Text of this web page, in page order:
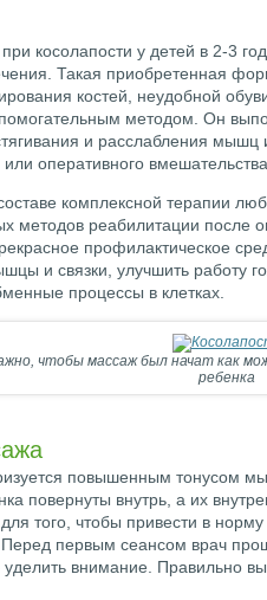
косолапости у детей в 2-3
Такая приобретенная
костей, неудобной
методом. Он
и расслабления мышц
оперативного вмешательства.
комплексной терапии
методов реабилитации после
профилактическое
и связки, улучшить работу
процессы в клетках.
чтобы массаж был начат как
ребенка
повышенным тонусом
повернуты внутрь, а их
того, чтобы привести в
первым сеансом врач
внимание. Правильно